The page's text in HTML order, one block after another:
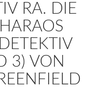
RA. DIE
3) VON